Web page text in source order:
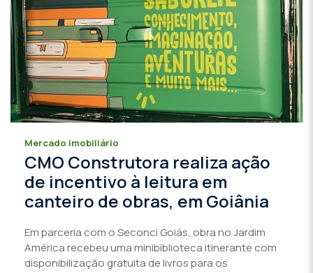
Mercado imobiliário
CMO Construtora realiza ação
de incentivo à leitura em
canteiro de obras, em Goiânia
Em parceria com o Seconci Goiás, obra no Jardim
América recebeu uma minibiblioteca itinerante com
disponibilização gratuita de livros para os